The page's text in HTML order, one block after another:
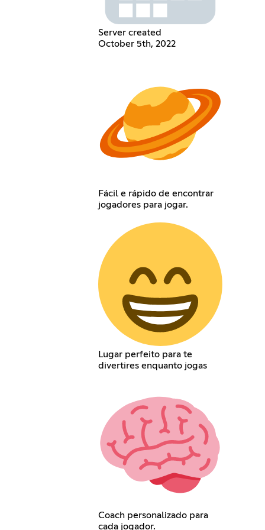
Server created
October 5th, 2022
Fácil e rápido de encontrar
jogadores para jogar.
Lugar perfeito para te
divertires enquanto jogas
Coach personalizado para
cada jogador.